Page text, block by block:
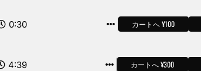
0:30 カートへ ¥100
4:39 カートへ ¥300